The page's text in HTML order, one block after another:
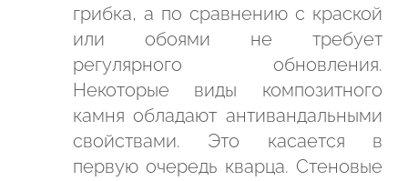
грибка, а по сравнению с краской
или обоями не требует
регулярного обновления.
Некоторые виды композитного
камня обладают антивандальными
свойствами. Это касается в
первую очередь кварца. Стеновые